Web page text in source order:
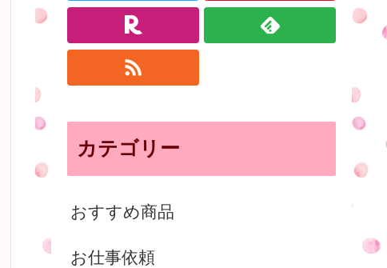
カテゴリー
おすすめ商品
お仕事依頼